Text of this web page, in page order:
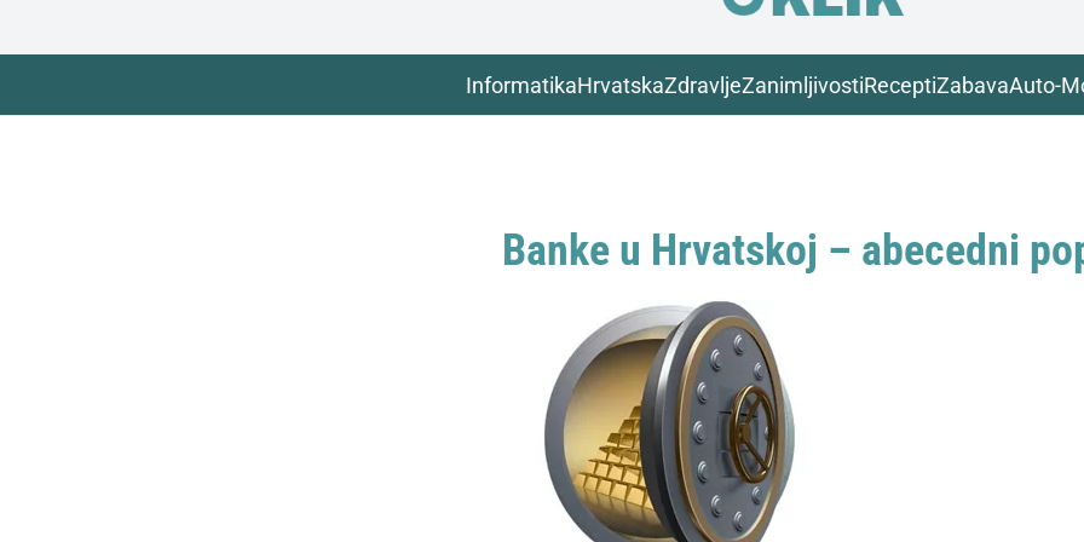
InformatikaHrvatskaZdravljeZanimljivostiReceptiZabavaAuto-
Banke u Hrvatskoj – abecedni